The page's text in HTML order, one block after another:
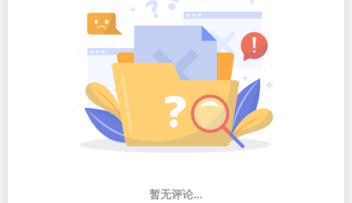
暂无评论...